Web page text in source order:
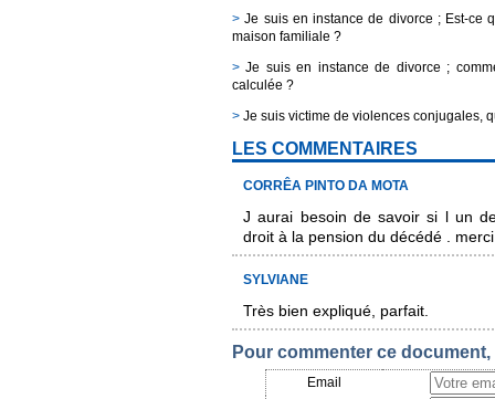
> Je suis en instance de divorce ; Est-ce
maison familiale ?
> Je suis en instance de divorce ;
calculée ?
> Je suis victime de violences conjugales,
LES COMMENTAIRES
CORRÊA PINTO DA MOTA
J aurai besoin de savoir si l un
droit à la pension du décédé . merci
SYLVIANE
Très bien expliqué, parfait.
Pour commenter ce
Email